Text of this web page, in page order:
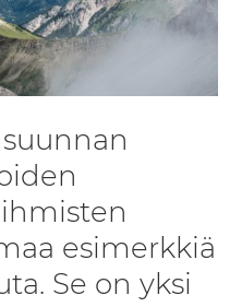
esimerkkiä
Se on yksi